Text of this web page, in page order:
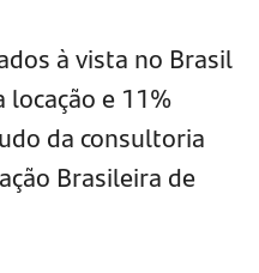
à vista no Brasil
e 11%
da consultoria
Brasileira de